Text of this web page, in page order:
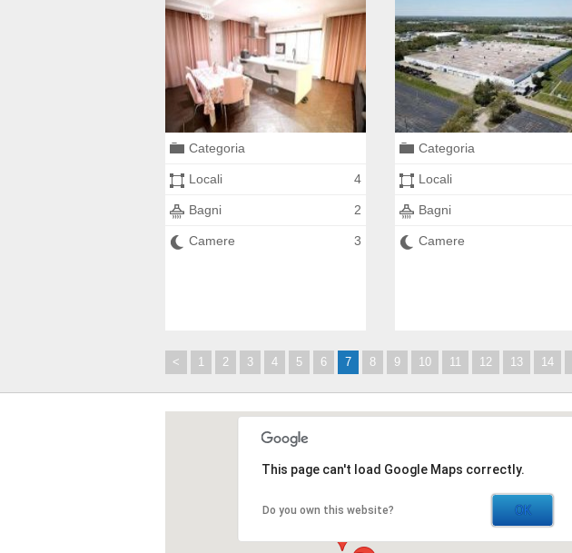
Categoria
Locali 4
Bagni 2
Camere 3
Categoria
Locali
Bagni
Camere
< 1 2 3 4 5 6 7 8 9 10 11 12 13 14
This page can't load Google Maps correctly.
Do you own this website? OK